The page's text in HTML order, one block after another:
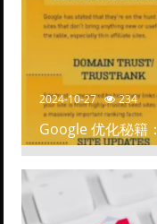
2024-10-27 234
Google 优化秘籍